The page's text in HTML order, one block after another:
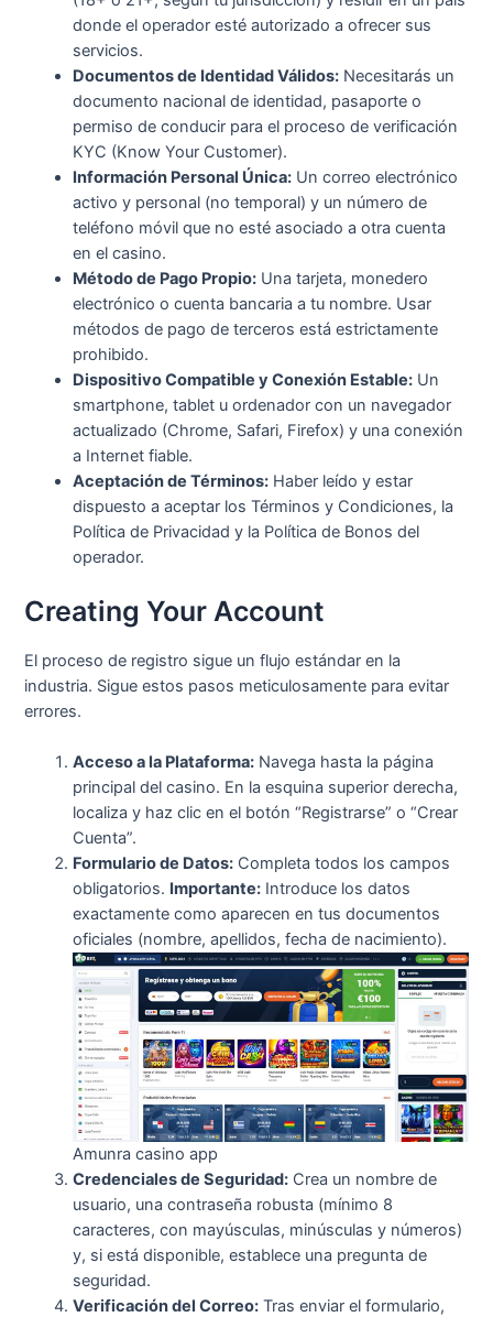
donde el operador esté autorizado a ofrecer sus
servicios.
Documentos de Identidad Válidos: Necesitarás un
documento nacional de identidad, pasaporte o
permiso de conducir para el proceso de verificación
KYC (Know Your Customer).
Información Personal Única: Un correo electrónico
activo y personal (no temporal) y un número de
teléfono móvil que no esté asociado a otra cuenta
en el casino.
Método de Pago Propio: Una tarjeta, monedero
electrónico o cuenta bancaria a tu nombre. Usar
métodos de pago de terceros está estrictamente
prohibido.
Dispositivo Compatible y Conexión Estable: Un
smartphone, tablet u ordenador con un navegador
actualizado (Chrome, Safari, Firefox) y una conexión
a Internet fiable.
Aceptación de Términos: Haber leído y estar
dispuesto a aceptar los Términos y Condiciones, la
Política de Privacidad y la Política de Bonos del
operador.
Creating Your Account
El proceso de registro sigue un flujo estándar en la
industria. Sigue estos pasos meticulosamente para evitar
errores.
Acceso a la Plataforma: Navega hasta la página
principal del casino. En la esquina superior derecha,
localiza y haz clic en el botón “Registrarse” o “Crear
Cuenta”.
Formulario de Datos: Completa todos los campos
obligatorios. Importante: Introduce los datos
exactamente como aparecen en tus documentos
oficiales (nombre, apellidos, fecha de nacimiento).
Amunra casino app
Credenciales de Seguridad: Crea un nombre de
usuario, una contraseña robusta (mínimo 8
caracteres, con mayúsculas, minúsculas y números)
y, si está disponible, establece una pregunta de
seguridad.
Verificación del Correo: Tras enviar el formulario,